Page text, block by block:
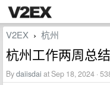
V2EX › 杭州
杭州工作两周总结
Bydaiisdai at Sep 18, 2024 ·